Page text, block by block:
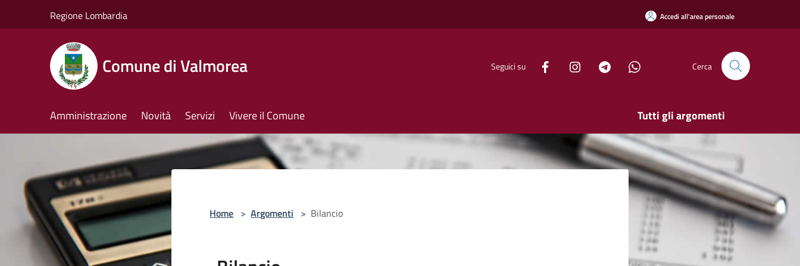
Regione Lombardia Accedi all'area personale
Comune di Valmorea Seguici su Cerca
Amministrazione Novità Servizi Vivere il Comune Tutti gli argomenti
Home > Argomenti > Bilancio